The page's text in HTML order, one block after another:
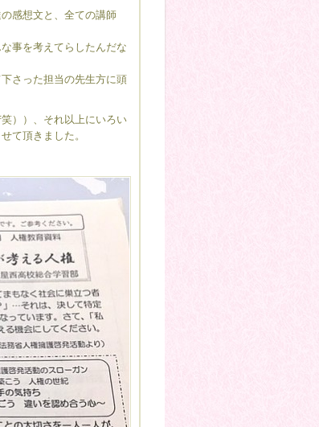
感想文と、全ての講師
事を考えてらしたんだな
さった担当の先生方に頭
））、それ以上にいろい
て頂きました。